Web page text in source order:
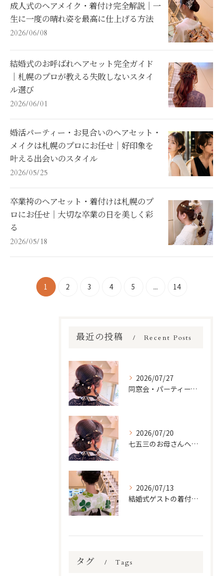
成人式のヘアメイク・着付け完全解説｜一
生に一度の晴れ姿を最高に仕上げる方法
2026/06/08
結婚式のお呼ばれヘアセット完全ガイド
｜札幌のプロが教える失敗しないスタイ
ル選び
2026/06/01
婚活パーティー・お見合いのヘアセット・
メイクは札幌のプロにお任せ｜好印象を
叶える出会いのスタイル
2026/05/25
卒業袴のヘアセット・着付けは札幌のプ
ロにお任せ｜大切な卒業の日を美しく彩
る
2026/05/18
1 2 3 4 5 ... 14
最近の投稿 Recent Posts
2026/07/27
同窓会・パーティーで輝くヘアセット＆メイク｜久しぶりに会う人に最高の印象を
2026/07/20
七五三のお母さんヘアメイク＆着付けガイド｜子どもの晴れ舞台を一緒に輝いて
2026/07/13
結婚式ゲストの着付け完全ガイド｜訪問着・付け下げをもっと美しく着こなすために
タグ Tags